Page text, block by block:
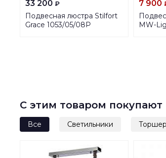
33 200 ₽
Подвесная люстра Stilfort
Grace 1053/05/08P
7 900
MW-
С этим товаром покупают
Все Светильники